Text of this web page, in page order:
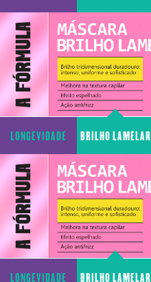
CAPILAR
LONGEVIDADE
CAPILAR
BRILHO LAMELAR
LONGEVIDADE BRILHO LAMELAR